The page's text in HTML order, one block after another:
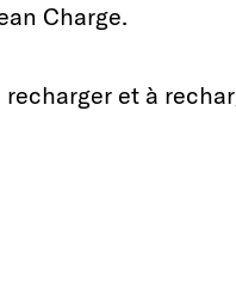
Charge.
recharger et à